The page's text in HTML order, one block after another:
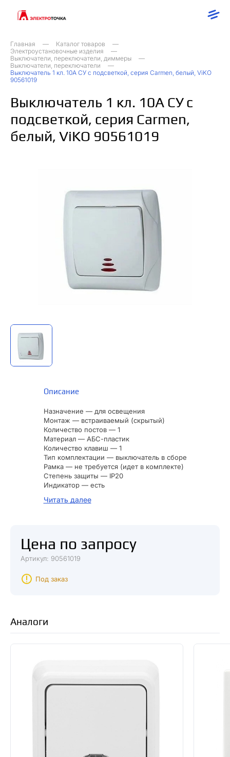
Главная
Каталог товаров
Электроустановочные изделия
Выключатели, переключатели, диммеры
Выключатели, переключатели
Выключатель 1 кл. 10А СУ с подсветкой, серия Carmen, белый, ViKO
90561019
Выключатель 1 кл. 10А СУ с
подсветкой, серия Carmen,
белый, ViKO 90561019
Описание
Назначение — для освещения
Монтаж — встраиваемый (скрытый)
Количество постов — 1
Материал — АБС-пластик
Количество клавиш — 1
Тип комплектации — выключатель в сборе
Рамка — не требуется (идет в комплекте)
Степень защиты — IP20
Индикатор — есть
Цвет — белый
Ширина устройства — 81 мм
Высота устройства — 80 мм
Глубина устройства — 34 мм
Читать далее
Цена по запросу
Артикул: 90561019
Под заказ
Аналоги